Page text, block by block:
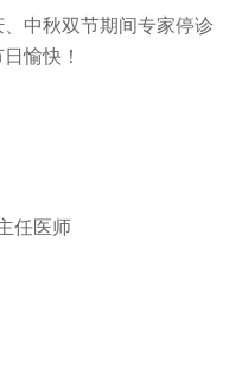
、中秋双节期间专家停诊
愉快！
任医师